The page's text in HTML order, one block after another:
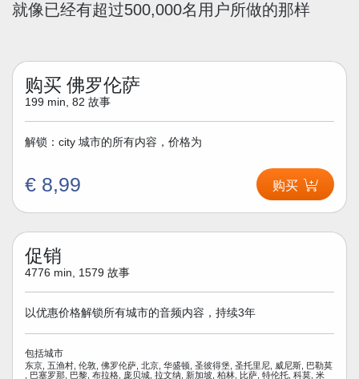
就像已经有超过500,000名用户所做的那样
购买 佛罗伦萨
199 min, 82 故事
解锁：city 城市的所有内容，价格为
€ 8,99 购买
促销
4776 min, 1579 故事
以优惠价格解锁所有城市的音频内容，持续3年
包括城市
东京, 五渔村, 伦敦, 佛罗伦萨, 北京, 华盛顿, 圣彼得堡, 圣托里尼, 威尼斯, 巴勒莫
, 巴塞罗那, 巴黎, 布拉格, 庞贝城, 拉文纳, 新加坡, 柏林, 比萨, 特伦托, 科莫, 米